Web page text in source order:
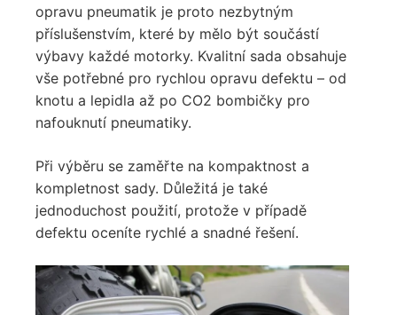
opravu pneumatik je proto nezbytným
příslušenstvím, které by mělo být součástí
výbavy každé motorky. Kvalitní sada obsahuje
vše potřebné pro rychlou opravu defektu – od
knotu a lepidla až po CO2 bombičky pro
nafouknutí pneumatiky.
Při výběru se zaměřte na kompaktnost a
kompletnost sady. Důležitá je také
jednoduchost použití, protože v případě
defektu oceníte rychlé a snadné řešení.